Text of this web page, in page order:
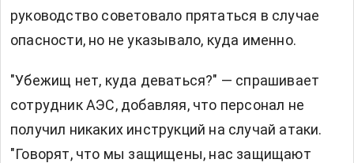
руководство советовало прятаться в случае
опасности, но не указывало, куда именно.
"Убежищ нет, куда деваться?" — спрашивает
сотрудник АЭС, добавляя, что персонал не
получил никаких инструкций на случай атаки.
"Говорят, что мы защищены, нас защищают